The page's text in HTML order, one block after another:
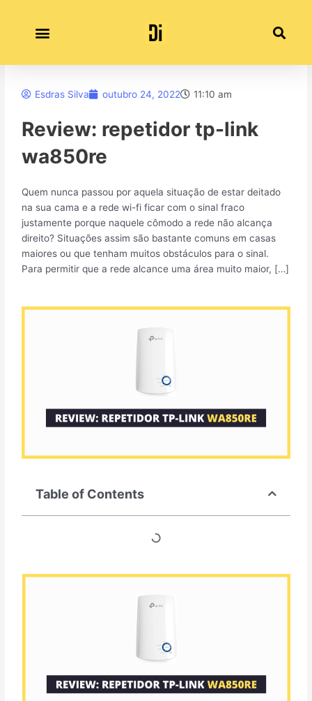
Esdras Silva outubro 24, 2022 11:10 am
Review: repetidor tp-link
wa850re
Quem nunca passou por aquela situação de estar deitado
na sua cama e a rede wi-fi ficar com o sinal fraco
justamente porque naquele cômodo a rede não alcança
direito? Situações assim são bastante comuns em casas
maiores ou que tenham muitos obstáculos para o sinal.
Para permitir que a rede alcance uma área muito maior, […]
Table of Contents